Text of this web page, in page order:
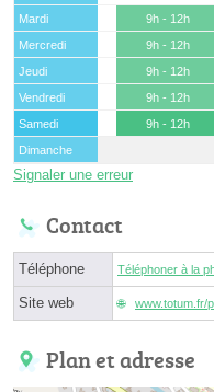
Mardi
9h - 12h
Mercredi
9h - 12h
Jeudi
9h - 12h
Vendredi
9h - 12h
Samedi
9h - 12h
Dimanche
Signaler une erreur
Contact
Téléphone Téléphoner à la
Site web www.totum.fr/
Plan et adresse